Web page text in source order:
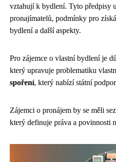
vztahují k bydlení. Tyto předpisy
pronajímatelů, podmínky pro
bydlení a další aspekty.
Pro zájemce o vlastní bydlení je
který upravuje problematiku
spoření, který nabízí státní
Zájemci o pronájem by se měli
který definuje práva a povinnosti